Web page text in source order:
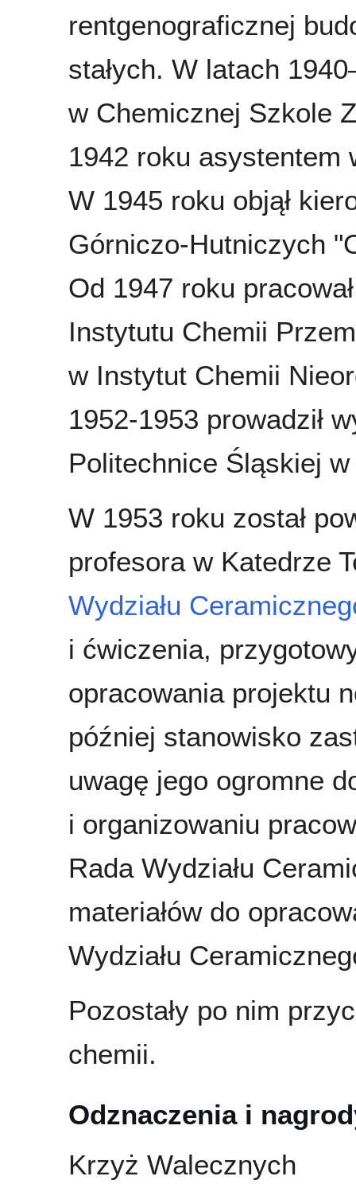
rentgenograficznej
stałych. W latach
w Chemicznej Szkole
1942 roku asystentem
W 1945 roku objął
Górniczo-Hutniczych
Od 1947 roku
Instytutu Chemii
w Instytut Chemii
1952-1953 prowadził
Politechnice Śląskiej
W 1953 roku został
profesora w Katedrze
Wydziału
i ćwiczenia,
opracowania projektu
później stanowisko
uwagę jego ogromne
i organizowaniu
Rada Wydziału
materiałów do
Wydziału
Pozostały po nim
chemii.
Odznaczenia i
Krzyż Walecznych